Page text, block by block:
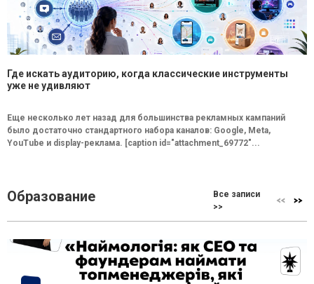
Где искать аудиторию, когда классические инструменты
уже не удивляют
Еще несколько лет назад для большинства рекламных кампаний
было достаточно стандартного набора каналов: Google, Meta,
YouTube и display-реклама. [caption id="attachment_69772"...
Образование
Все записи
>>